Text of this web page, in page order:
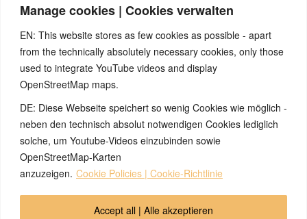
Manage cookies | Cookies verwalten
EN: This website stores as few cookies as possible - apart
from the technically absolutely necessary cookies, only those
used to integrate YouTube videos and display
OpenStreetMap maps.
DE: Diese Webseite speichert so wenig Cookies wie möglich -
neben den technisch absolut notwendigen Cookies lediglich
solche, um Youtube-Videos einzubinden sowie
OpenStreetMap-Karten
anzuzeigen. Cookie Policies | Cookie-Richtlinie
Accept all | Alle akzeptieren
Gespräch mit dem Arzt Ihres Vertrauens darstellen können. Bei den Texten auf
Versuch einer Diagnose oder Behandlung! Wir übernehmen keinerlei Gewähr für die
Korrektheit, Aktualität, Vollständigkeit oder Qualität der Informationen auf dieser
Website. Zusätzlich müssen wir jede Haftung oder Garantie ausschließen. Dies gilt
auch für alle Verweise (Links), die direkt oder indirekt angeboten werden. Wir
können für die Inhalte solcher externen Sites, die Sie mittels eines Links oder
sonstiger Hinweise erreichen, keine Verantwortung übernehmen. Ferner haften wir
nicht für direkte oder indirekte Schäden, die auf Informationen zurückgeführt werden
können, die auf diesen externen Websites stehen
© 2026 by Ingmar Marquardt
Impressum / Sources / Références